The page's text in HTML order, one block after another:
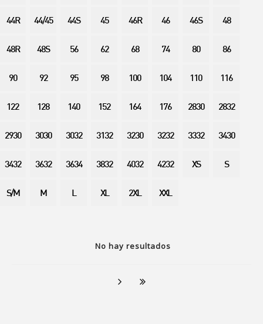
No hay resultados
44R 44/45 44S 45 46R 46 46S 48
48R 48S 56 62 68 74 80 86
90 92 95 98 100 104 110 116
122 128 140 152 164 176 2830 2832
2930 3030 3032 3132 3230 3232 3332 3430
3432 3632 3634 3832 4032 4232 XS S
S/M M L XL 2XL XXL